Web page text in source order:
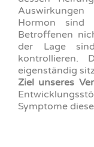
Hormon sind
Betroffenen
der Lage
kontrollieren.
eigenständig
Ziel unseres
Symptome